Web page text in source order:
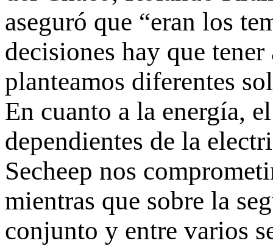
aseguró que “eran los
decisiones hay que
planteamos diferentes
En cuanto a la energía,
dependientes de la
Secheep nos
mientras que sobre la
conjunto y entre varios